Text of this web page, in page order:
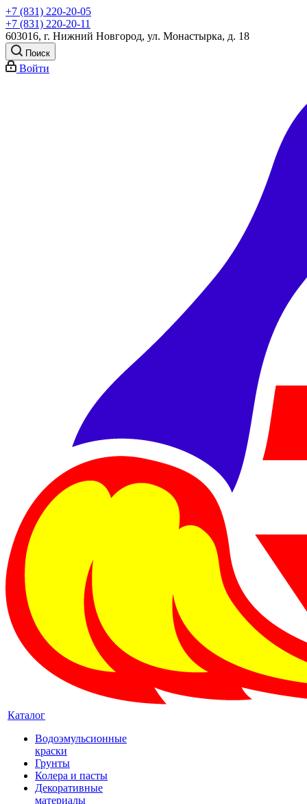
+7 (831) 220-20-05
+7 (831) 220-20-11
603016, г. Нижний Новгород, ул. Монастырка, д. 18
Поиск
Войти
Каталог
Водоэмульсионные
краски
Грунты
Колера и пасты
Декоративные
материалы